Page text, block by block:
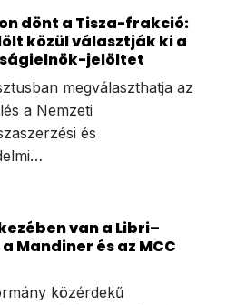
dönt a Tisza-frakció:
közül választják ki a
jelöltet
megválaszthatja az
a Nemzeti
és
van a Libri–
Mandiner és az MCC
közérdekű